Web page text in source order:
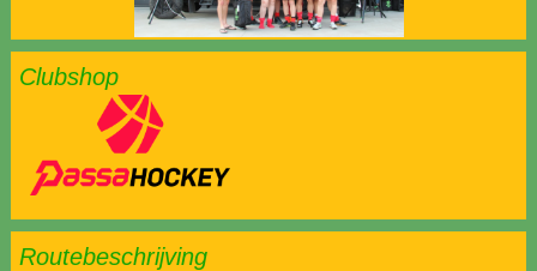
Clubshop
Routebeschrijving